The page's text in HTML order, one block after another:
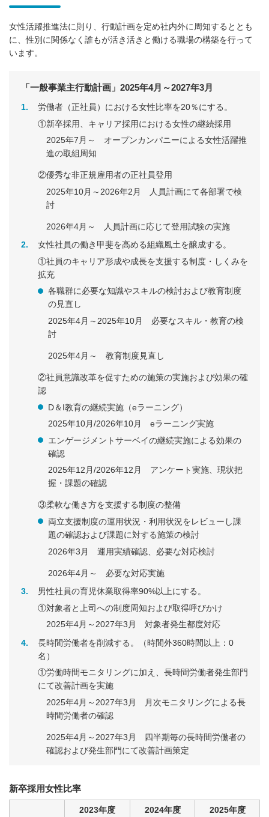
女性活躍推進法に則り、行動計画を定め社内外に周知するととも
に、性別に関係なく誰もが活き活きと働ける職場の構築を行って
います。
「一般事業主行動計画」2025年4月～2027年3月
1
労働者（正社員）における女性比率を20％にする。
①新卒採用、キャリア採用における女性の継続採用
2025年7月～ オープンカンパニーによる女性活躍推
進の取組周知
②優秀な非正規雇用者の正社員登用
2025年10月～2026年2月 人員計画にて各部署で検
討
2026年4月～ 人員計画に応じて登用試験の実施
2
女性社員の働き甲斐を高める組織風土を醸成する。
①社員のキャリア形成や成長を支援する制度・しくみを
拡充
各職群に必要な知識やスキルの検討および教育制度
の見直し
2025年4月～2025年10月 必要なスキル・教育の検
討
2025年4月～ 教育制度見直し
②社員意識改革を促すための施策の実施および効果の確
認
D＆I教育の継続実施（eラーニング）
2025年10月/2026年10月 eラーニング実施
エンゲージメントサーベイの継続実施による効果の
確認
2025年12月/2026年12月 アンケート実施、現状把
握・課題の確認
③柔軟な働き方を支援する制度の整備
両立支援制度の運用状況・利用状況をレビューし課
題の確認および課題に対する施策の検討
2026年3月 運用実績確認、必要な対応検討
2026年4月～ 必要な対応実施
3
男性社員の育児休業取得率90%以上にする。
①対象者と上司への制度周知および取得呼びかけ
2025年4月～2027年3月 対象者発生都度対応
4
長時間労働者を削減する。（時間外360時間以上：0
名）
①労働時間モニタリングに加え、長時間労働者発生部門
にて改善計画を実施
2025年4月～2027年3月 月次モニタリングによる長
時間労働者の確認
2025年4月～2027年3月 四半期毎の長時間労働者の
確認および発生部門にて改善計画策定
新卒採用女性比率
2023年度
2024年度
2025年度